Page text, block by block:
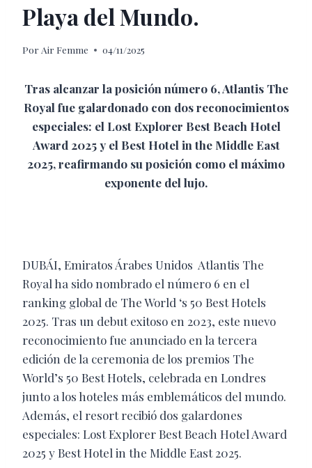
Playa del Mundo.
Por Air Femme 04/11/2025
Tras alcanzar la posición número 6, Atlantis The
Royal fue galardonado con dos reconocimientos
especiales: el Lost Explorer Best Beach Hotel
Award 2025 y el Best Hotel in the Middle East
2025, reafirmando su posición como el máximo
exponente del lujo.
DUBÁI, Emiratos Árabes Unidos Atlantis The
Royal ha sido nombrado el número 6 en el
ranking global de The World ‘s 50 Best Hotels
2025. Tras un debut exitoso en 2023, este nuevo
reconocimiento fue anunciado en la tercera
edición de la ceremonia de los premios The
World’s 50 Best Hotels, celebrada en Londres
junto a los hoteles más emblemáticos del mundo.
Además, el resort recibió dos galardones
especiales: Lost Explorer Best Beach Hotel Award
2025 y Best Hotel in the Middle East 2025.